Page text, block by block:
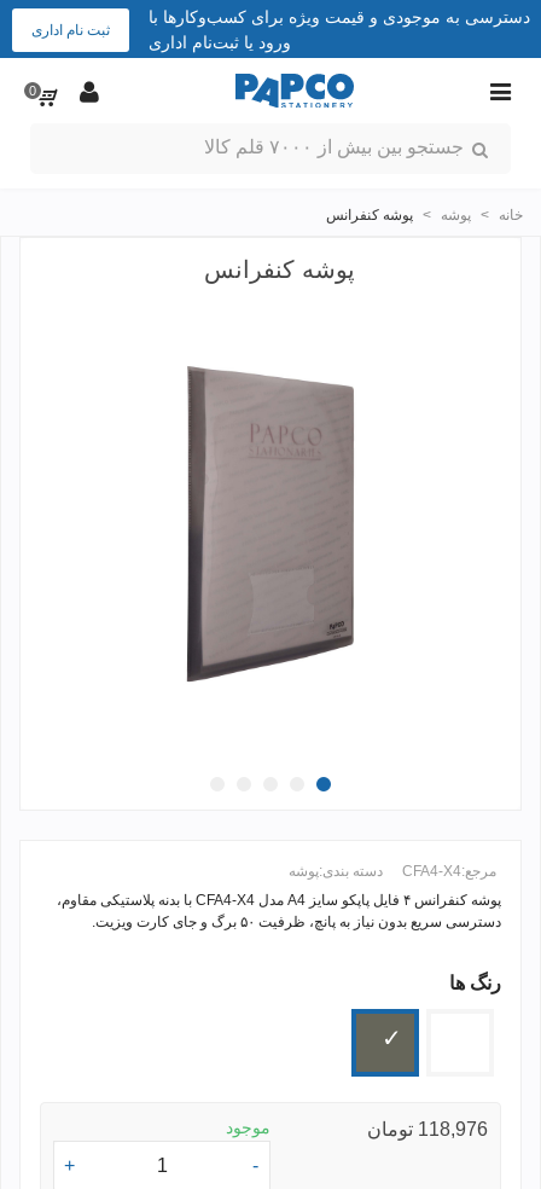
دسترسی به موجودی و قیمت ویژه برای کسب‌وکارها با
ورود یا ثبت‌نام اداری
ثبت نام اداری
0
خانه > پوشه > پوشه کنفرانس
پوشه کنفرانس
مرجع:CFA4-X4 دسته بندی:پوشه
پوشه کنفرانس ۴ فایل پاپکو سایز A4 مدل CFA4-X4 با بدنه پلاستیکی مقاوم،
دسترسی سریع بدون نیاز به پانچ، ظرفیت ۵۰ برگ و جای کارت ویزیت.
ادامه مطلب +
رنگ ها
118,976 تومان موجود
-
+